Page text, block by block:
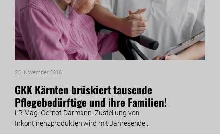
25. November 2016
GKK Kärnten brüskiert tausende
Pflegebedürftige und ihre Familien!
LR Mag. Gernot Darmann: Zustellung von
Inkontinenzprodukten wird mit Jahresende...